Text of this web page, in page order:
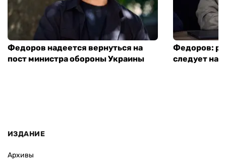
Федоров надеется вернуться на
пост министра обороны Украины
Федоров:
следует
ИЗДАНИЕ
Архивы